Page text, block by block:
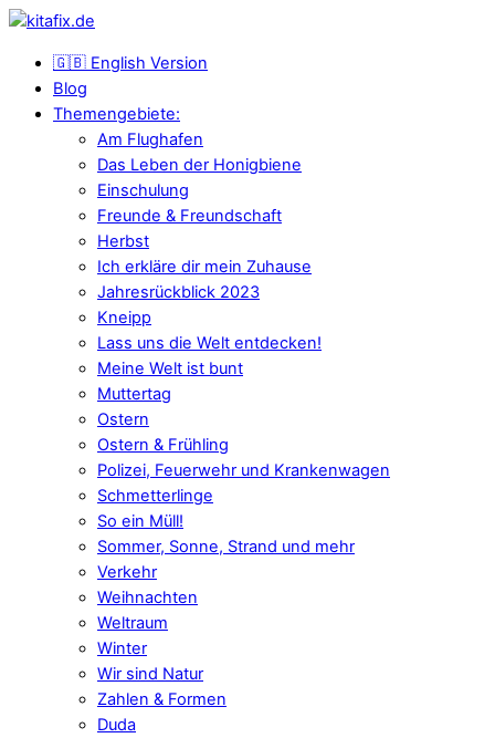
🇬🇧 English Version
Blog
Themengebiete:
Am Flughafen
Das Leben der Honigbiene
Einschulung
Freunde & Freundschaft
Herbst
Ich erkläre dir mein Zuhause
Jahresrückblick 2023
Kneipp
Lass uns die Welt entdecken!
Meine Welt ist bunt
Muttertag
Ostern
Ostern & Frühling
Polizei, Feuerwehr und Krankenwagen
Schmetterlinge
So ein Müll!
Sommer, Sonne, Strand und mehr
Verkehr
Weihnachten
Weltraum
Winter
Wir sind Natur
Zahlen & Formen
Duda